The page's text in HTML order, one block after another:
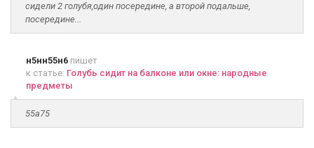
сидели 2 голубя,один посередине, а второй подальше,
посередине...
н5нн55н6 пишет
к статье: Голубь сидит на балконе или окне: народные
предметы
55а75